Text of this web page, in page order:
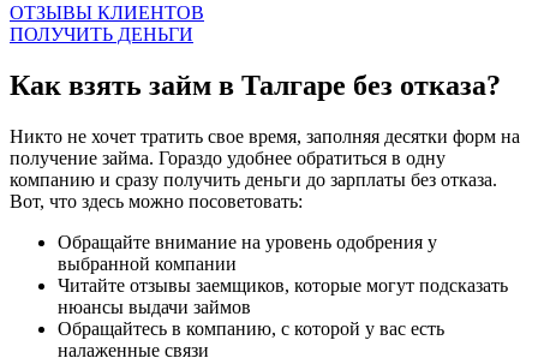
ОТЗЫВЫ КЛИЕНТОВ
ПОЛУЧИТЬ ДЕНЬГИ
Как взять займ в Талгаре без отказа?
Никто не хочет тратить свое время, заполняя десятки форм на
получение займа. Гораздо удобнее обратиться в одну
компанию и сразу получить деньги до зарплаты без отказа.
Вот, что здесь можно посоветовать:
Обращайте внимание на уровень одобрения у
выбранной компании
Читайте отзывы заемщиков, которые могут подсказать
нюансы выдачи займов
Обращайтесь в компанию, с которой у вас есть
налаженные связи